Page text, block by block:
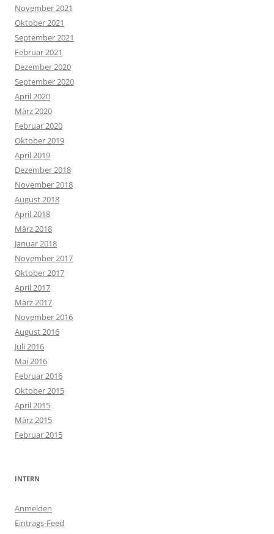
November 2021
Oktober 2021
September 2021
Februar 2021
Dezember 2020
September 2020
April 2020
März 2020
Februar 2020
Oktober 2019
April 2019
Dezember 2018
November 2018
August 2018
April 2018
März 2018
Januar 2018
November 2017
Oktober 2017
April 2017
März 2017
November 2016
August 2016
Juli 2016
Mai 2016
Februar 2016
Oktober 2015
April 2015
März 2015
Februar 2015
INTERN
Anmelden
Eintrags-Feed